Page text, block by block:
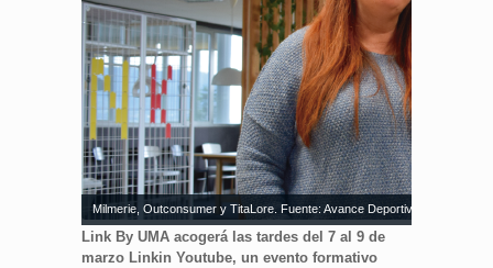
Milmerie, Outconsumer y TitaLore. Fuente: Avance Deportivo
Link By UMA acogerá las tardes del 7 al 9 de
marzo Linkin Youtube, un evento formativo